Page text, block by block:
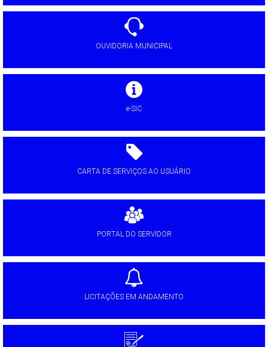
OUVIDORIA MUNICIPAL
e-SIC
CARTA DE SERVIÇOS AO USUÁRIO
PORTAL DO SERVIDOR
LICITAÇÕES EM ANDAMENTO